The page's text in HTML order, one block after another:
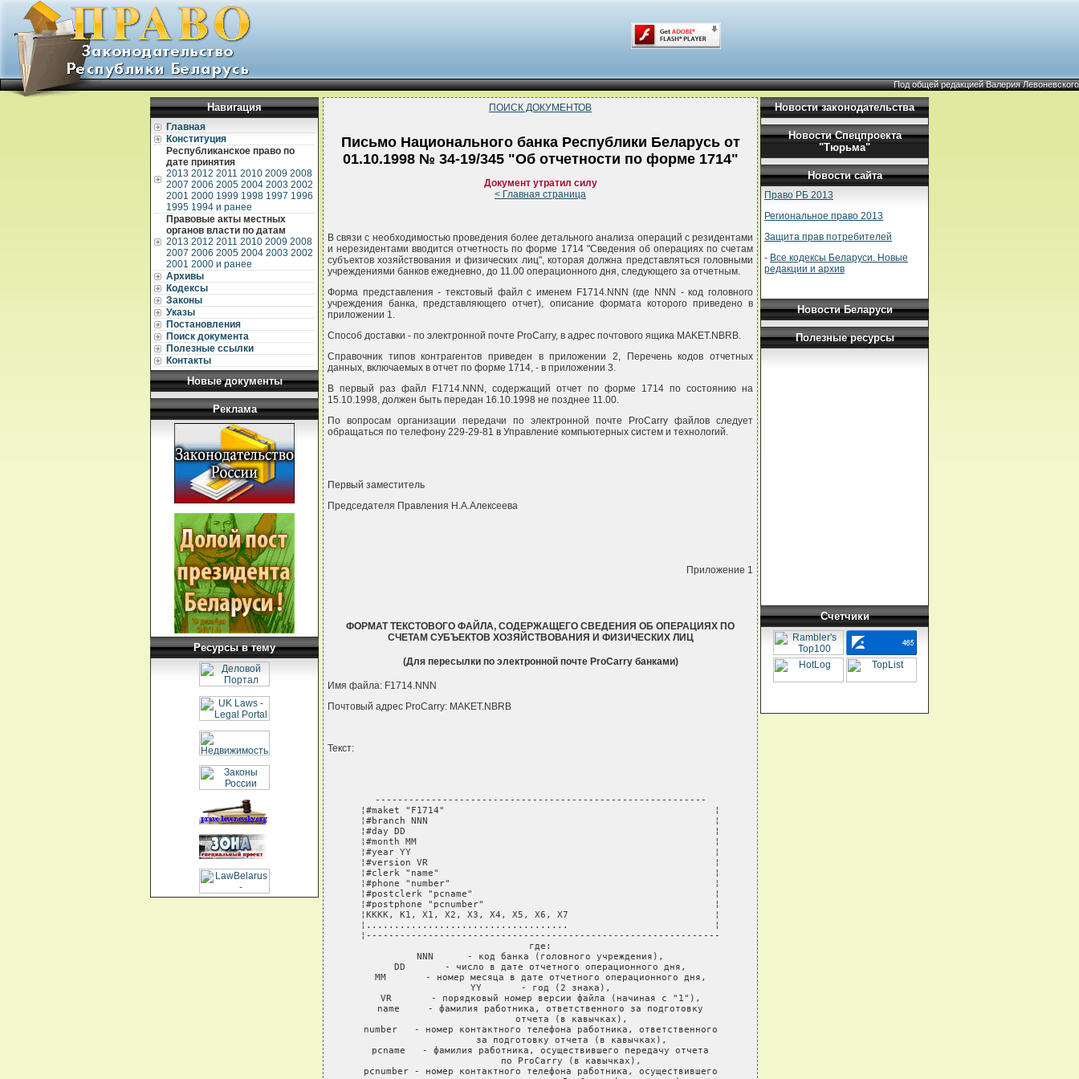
Под общей редакцией Валерия Левоневского
Навигация
Главная
Конституция
Республиканское право по
дате принятия
2013 2012 2011 2010 2009 2008
2007 2006 2005 2004 2003 2002
2001 2000 1999 1998 1997 1996
1995 1994 и ранее
Правовые акты местных
органов власти по датам
2013 2012 2011 2010 2009 2008
2007 2006 2005 2004 2003 2002
2001 2000 и ранее
Архивы
Кодексы
Законы
Указы
Постановления
Поиск документа
Полезные ссылки
Контакты
Новые документы
Реклама
Ресурсы в тему
ПОИСК ДОКУМЕНТОВ
Письмо Национального банка Республики Беларусь от
01.10.1998 № 34-19/345 "Об отчетности по форме 1714"
Документ утратил силу
< Главная страница
В связи с необходимостью проведения более детального анализа операций с резидентами
и нерезидентами вводится отчетность по форме 1714 "Сведения об операциях по счетам
субъектов хозяйствования и физических лиц", которая должна представляться головными
учреждениями банков ежедневно, до 11.00 операционного дня, следующего за отчетным.
Форма представления - текстовый файл с именем F1714.NNN (где NNN - код головного
учреждения банка, представляющего отчет), описание формата которого приведено в
приложении 1.
Способ доставки - по электронной почте ProCarry, в адрес почтового ящика MAKET.NBRB.
Справочник типов контрагентов приведен в приложении 2, Перечень кодов отчетных
данных, включаемых в отчет по форме 1714, - в приложении 3.
В первый раз файл F1714.NNN, содержащий отчет по форме 1714 по состоянию на
15.10.1998, должен быть передан 16.10.1998 не позднее 11.00.
По вопросам организации передачи по электронной почте ProCarry файлов следует
обращаться по телефону 229-29-81 в Управление компьютерных систем и технологий.
Первый заместитель
Председателя Правления Н.А.Алексеева
Приложение 1
ФОРМАТ ТЕКСТОВОГО ФАЙЛА, СОДЕРЖАЩЕГО СВЕДЕНИЯ ОБ ОПЕРАЦИЯХ ПО
СЧЕТАМ СУБЪЕКТОВ ХОЗЯЙСТВОВАНИЯ И ФИЗИЧЕСКИХ ЛИЦ
(Для пересылки по электронной почте ProCarry банками)
Имя файла: F1714.NNN
Почтовый адрес ProCarry: MAKET.NBRB
Текст:
-----------------------------------------------------------
¦#maket "F1714"                                                ¦
¦#branch NNN                                                   ¦
¦#day DD                                                       ¦
¦#month MM                                                     ¦
¦#year YY                                                      ¦
¦#version VR                                                   ¦
¦#clerk "name"                                                 ¦
¦#phone "number"                                               ¦
¦#postclerk "pcname"                                           ¦
¦#postphone "pcnumber"                                         ¦
¦KKKK, K1, X1, X2, X3, X4, X5, X6, X7                          ¦
¦....................................                          ¦
¦---------------------------------------------------------------
где:
NNN      - код банка (головного учреждения),
DD       - число в дате отчетного операционного дня,
MM       - номер месяца в дате отчетного операционного дня,
YY       - год (2 знака),
VR       - порядковый номер версии файла (начиная с "1"),
name     - фамилия работника, ответственного за подготовку
           отчета (в кавычках),
number   - номер контактного телефона работника, ответственного
           за подготовку отчета (в кавычках),
pcname   - фамилия работника, осуществившего передачу отчета
           по ProCarry (в кавычках),
pcnumber - номер контактного телефона работника, осуществившего
Новости законодательства
Новости Спецпроекта
"Тюрьма"
Новости сайта
Право РБ 2013
Региональное право 2013
Защита прав потребителей
- Все кодексы Беларуси. Новые
редакции и архив
Новости Беларуси
Полезные ресурсы
Счетчики